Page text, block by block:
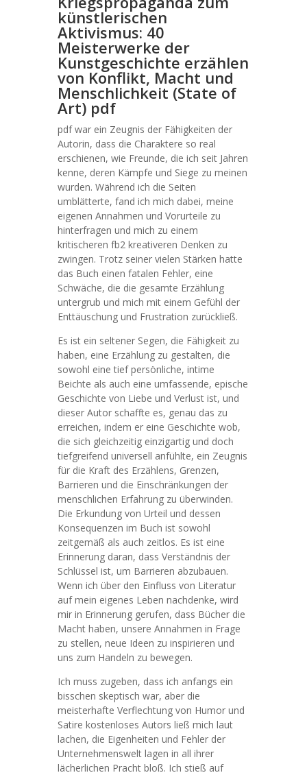
künstlerischen
Aktivismus: 40
Meisterwerke der
Kunstgeschichte erzählen
von Konflikt, Macht und
Menschlichkeit (State of
Art) pdf
pdf war ein Zeugnis der Fähigkeiten der
Autorin, dass die Charaktere so real
erschienen, wie Freunde, die ich seit Jahren
kenne, deren Kämpfe und Siege zu meinen
wurden. Während ich die Seiten
umblätterte, fand ich mich dabei, meine
eigenen Annahmen und Vorurteile zu
hinterfragen und mich zu einem
kritischeren fb2 kreativeren Denken zu
zwingen. Trotz seiner vielen Stärken hatte
das Buch einen fatalen Fehler, eine
Schwäche, die die gesamte Erzählung
untergrub und mich mit einem Gefühl der
Enttäuschung und Frustration zurückließ.
Es ist ein seltener Segen, die Fähigkeit zu
haben, eine Erzählung zu gestalten, die
sowohl eine tief persönliche, intime
Beichte als auch eine umfassende, epische
Geschichte von Liebe und Verlust ist, und
dieser Autor schaffte es, genau das zu
erreichen, indem er eine Geschichte wob,
die sich gleichzeitig einzigartig und doch
tiefgreifend universell anfühlte, ein Zeugnis
für die Kraft des Erzählens, Grenzen,
Barrieren und die Einschränkungen der
menschlichen Erfahrung zu überwinden.
Die Erkundung von Urteil und dessen
Konsequenzen im Buch ist sowohl
zeitgemäß als auch zeitlos. Es ist eine
Erinnerung daran, dass Verständnis der
Schlüssel ist, um Barrieren abzubauen.
Wenn ich über den Einfluss von Literatur
auf mein eigenes Leben nachdenke, wird
mir in Erinnerung gerufen, dass Bücher die
Macht haben, unsere Annahmen in Frage
zu stellen, neue Ideen zu inspirieren und
uns zum Handeln zu bewegen.
Ich muss zugeben, dass ich anfangs ein
bisschen skeptisch war, aber die
meisterhafte Verflechtung von Humor und
Satire kostenloses Autors ließ mich laut
lachen, die Eigenheiten und Fehler der
Unternehmenswelt lagen in all ihrer
lächerlichen Pracht bloß. Ich stieß auf